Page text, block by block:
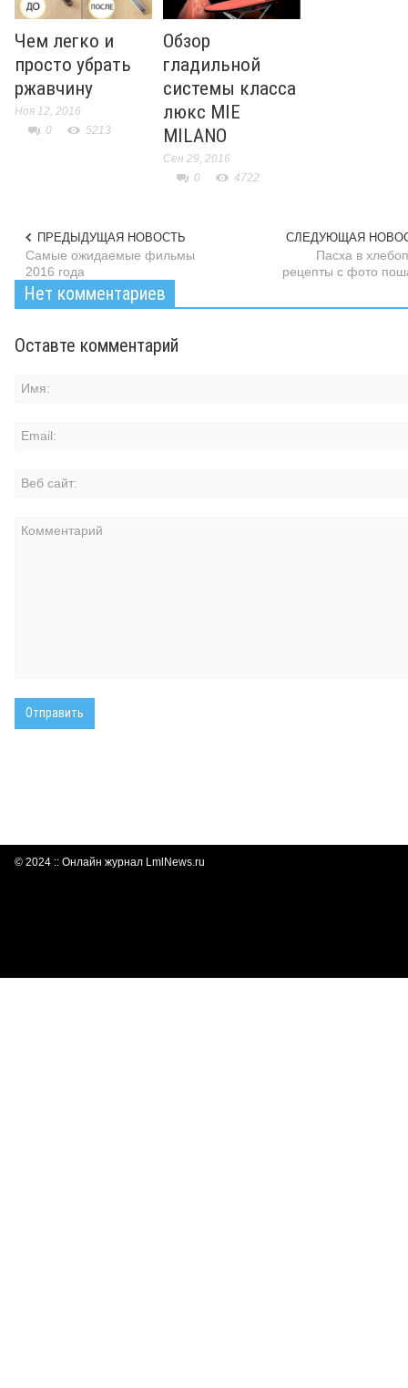
Чем легко и
просто убрать
ржавчину
Ноя 12, 2016
0
5213
Обзор
гладильной
системы класса
люкс MIE
MILANO
Сен 29, 2016
0
4722
ПРЕДЫДУЩАЯ НОВОСТЬ
Самые ожидаемые фильмы
2016 года
СЛЕДУЮЩАЯ
Пасха в
рецепты с фото
Нет комментариев
Оставте комментарий
© 2024 :: Онлайн журнал LmlNews.ru